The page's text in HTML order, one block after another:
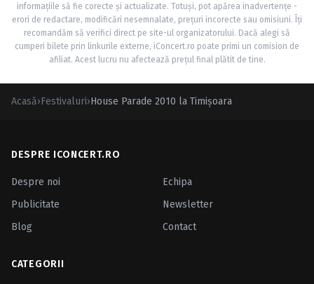
informațiile să fie corecte și actualizate. Totuși, pot apărea inadvertențe -
erori de redactare, modificări nesemnalate, prețuri incorecte sau omisiuni. Îți
recomandăm să verifici direct pe site-ul organizatorului. Dacă alegi să
cumperi bilete prin linkurile externe, iConcert.ro poate primi un comision de
afiliat. Acest lucru nu afectează prețul final plătit de tine.
Acasă›Festivaluri›House Parade 2010 la Timişoara
DESPRE ICONCERT.RO
Despre noi
Echipa
Publicitate
Newsletter
Blog
Contact
CATEGORII